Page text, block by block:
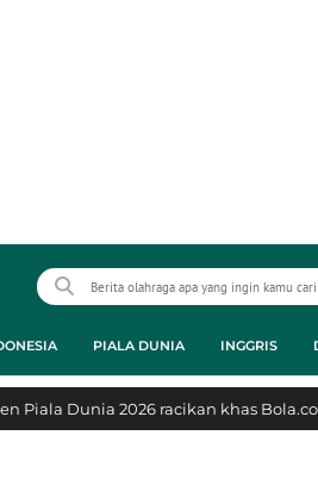
PIALA DUNIA INGGRIS
Piala Dunia 2026 racikan khas